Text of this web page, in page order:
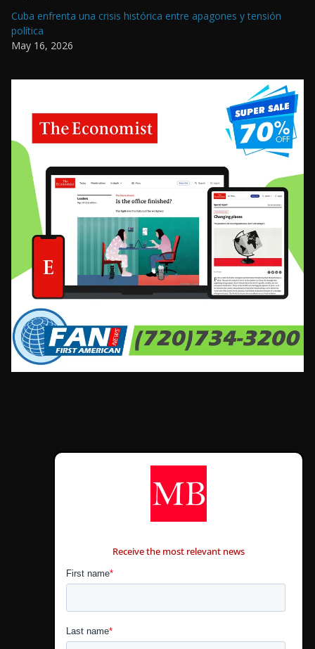
Cuba enfrenta una crisis histórica entre apagones y tensión
política
May 16, 2026
Receive the most relevant news